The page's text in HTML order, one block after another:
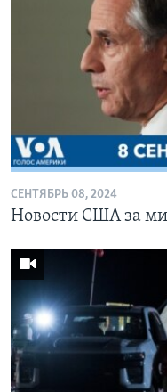
СЕНТЯБРЬ 08, 2024
Новости США за